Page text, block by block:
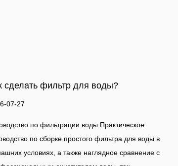
Что такое хороший фильтр для
Руководство по очистке домашней воды
основанное на фактических данных
выбору системы фильтрации, которая